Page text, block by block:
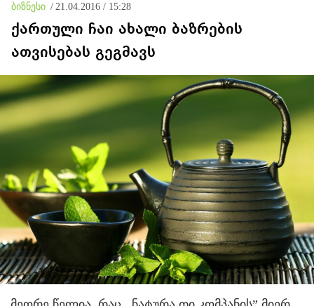
ბიზნესი / 21.04.2016 / 15:28
ქართული ჩაი ახალი ბაზრების
ათვისებას გეგმავს